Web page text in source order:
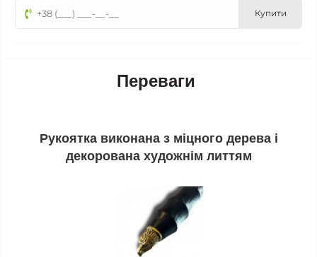
Купити
Переваги
Рукоятка виконана з міцного дерева і
декорована художнім литтям